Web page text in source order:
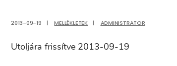
2013-09-19 | MELLÉKLETEK | ADMINISTRATOR
Utoljára frissítve 2013-09-19